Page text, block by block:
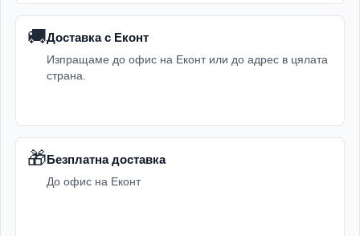
🚚Доставка с Еконт
Изпращаме до офис на Еконт или до адрес в цялата
страна.
🎁Безплатна доставка
До офис на Еконт